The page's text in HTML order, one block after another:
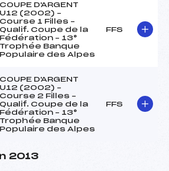
COUPE D'ARGENT
U12 (2002) –
Course 1 Filles –
Qualif. Coupe de la
Fédération – 13°
Trophée Banque
Populaire des Alpes
FFS
COUPE D'ARGENT
U12 (2002) –
Course 2 Filles –
Qualif. Coupe de la
Fédération – 13°
Trophée Banque
Populaire des Alpes
FFS
2013